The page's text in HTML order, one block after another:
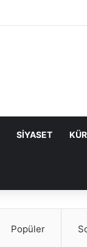
SIYASET
Popüler